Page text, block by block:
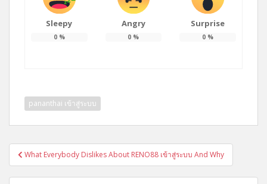
Sleepy
0%
Angry
0 %
Surprise
0 %
pananthai เข้าสู่ระบบ
แนะแนว
เรื่อง
What Everybody Dislikes About RENO88 เข้าสู่ระบบ And Why